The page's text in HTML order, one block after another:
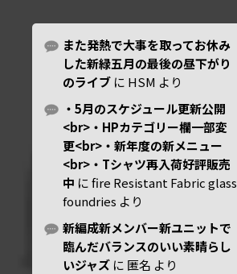
また発熱で大事を取ってお休み
した新緑五月の最後の昼下がり
のライブ に HSM より
・5月のスケジュール更新公開
<br>・HPカテゴリー欄一部変
更<br>・新年度の新メニュー
<br>・Tシャツ再入荷好評販売
中 にfire Resistant Fabric glass
foundries より
新編成新メンバー新ユニットで
臨んだバランスのいい素晴らし
いジャズ に 匿名 より